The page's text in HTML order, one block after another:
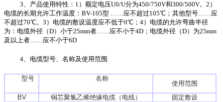
3、产品使用特性：1）额定电压U0/U分为450/750V和300/500V。2）
电缆的长期允许工作温度：BV-105型 ……应不超过105℃；其他型号……应
不超过70℃。3）电缆的敷设温度应不低于0℃；4）电缆的允许弯曲半径
为：电缆外径（D）小于25mm者……应不小于4D；电缆外径（D）为25mm
及以上者……应不小于6D
4、电缆型号、名称及使用范围
型号 名称
使用范围
BV
铜芯聚氯乙烯绝缘电缆（电线）
固定敷设